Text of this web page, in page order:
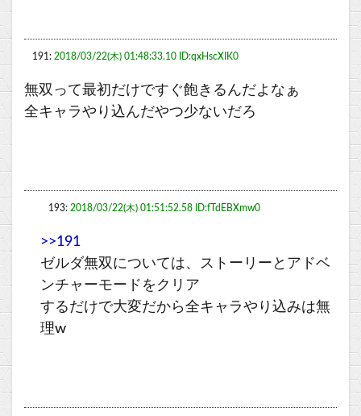
191: 2018/03/22(木) 01:48:33.10 ID:qxHscXIK0
無双って最初だけですぐ飽きるんだよなぁ
全キャラやり込んだやつ少ないだろ
193: 2018/03/22(木) 01:51:52.58 ID:fTdEBXmw0
>>191
ゼルダ無双については、ストーリーとアドベ
ンチャーモードをクリア
するだけで大変だから全キャラやり込みは無
理w